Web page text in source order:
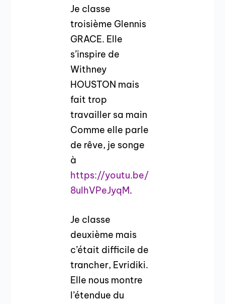
Je classe
troisième Glennis
GRACE. Elle
s’inspire de
Withney
HOUSTON mais
fait trop
travailler sa main
Comme elle parle
de rêve, je songe
à
https://youtu.be/
8uIhVPeJyqM.
Je classe
deuxième mais
c’était difficile de
trancher, Evridiki.
Elle nous montre
l’étendue du